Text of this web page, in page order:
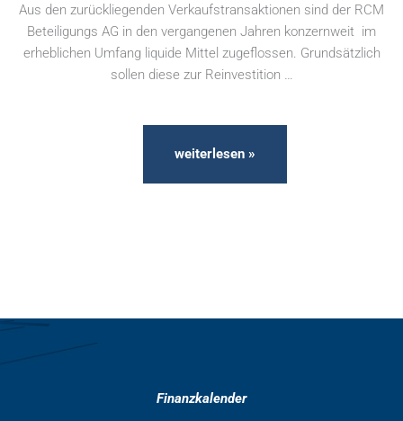
Aus den zurückliegenden Verkaufstransaktionen sind der RCM
Beteiligungs AG in den vergangenen Jahren konzernweit im
erheblichen Umfang liquide Mittel zugeflossen. Grundsätzlich
sollen diese zur Reinvestition …
weiterlesen »
Finanzkalender